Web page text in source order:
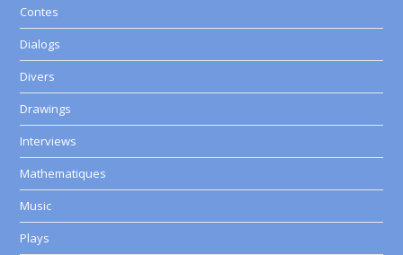
Contes
Dialogs
Divers
Drawings
Interviews
Mathematiques
Music
Plays